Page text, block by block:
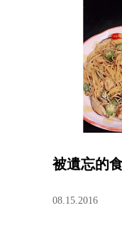
被遺忘的
08.15.2016